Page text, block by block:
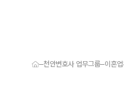
천안변호사 업무그룹 이혼